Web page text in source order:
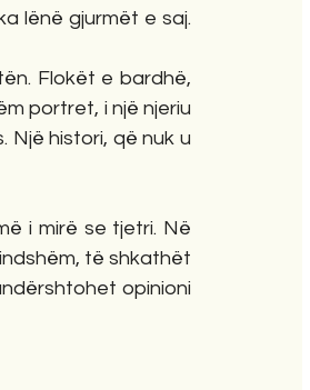
lënë gjurmët e saj.
Flokët e bardhë,
portret, i një njeriu
Një histori, që nuk u
i mirë se tjetri. Në
të shkathët
opinioni